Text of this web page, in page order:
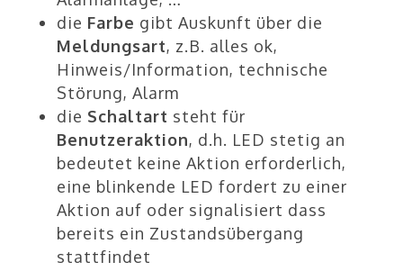
die Farbe gibt Auskunft über die
Meldungsart, z.B. alles ok,
Hinweis/Information, technische
Störung, Alarm
die Schaltart steht für
Benutzeraktion, d.h. LED stetig an
bedeutet keine Aktion erforderlich,
eine blinkende LED fordert zu einer
Aktion auf oder signalisiert dass
bereits ein Zustandsübergang
stattfindet